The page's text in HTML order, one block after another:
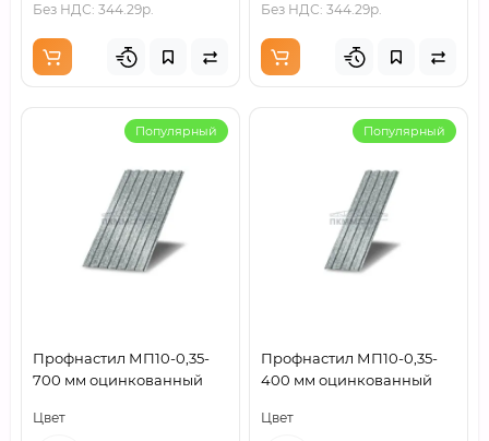
Без НДС: 344.29р.
Без НДС: 344.29р.
Популярный
Профнастил МП10-0,35-
700 мм оцинкованный
Цвет
Популярный
Профнастил МП10-0,35-
400 мм оцинкованный
Цвет